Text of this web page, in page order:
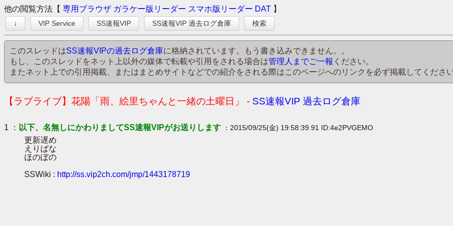
他の閲覧方法【 専用ブラウザ ガラケー版リーダー スマホ版リーダー DAT 】
↓ VIP Service SS速報VIP SS速報VIP 過去ログ倉庫 検索
このスレッドはSS速報VIPの過去ログ倉庫に格納されています。もう書き込みできません。。
もし、このスレッドをネット上以外の媒体で転載や引用をされる場合は管理人までご一報 ください。
またネット上での引用掲載、またはまとめサイトなどでの紹介をされる際はこのページへのリンクを必ず掲載してくださ
【ラブライブ】花陽「雨、絵里ちゃんと一緒の土曜日」 - SS速報VIP 過去ログ倉庫
1 ： 以下、名無しにかわりましてSS速報VIPがお送りします ：2015/09/25(金) 19:58:39.91 ID:4e2PVGEMO
更新遅め
えりぱな
ほのぼの
SSWiki : http://ss.vip2ch.com/jmp/1443178719